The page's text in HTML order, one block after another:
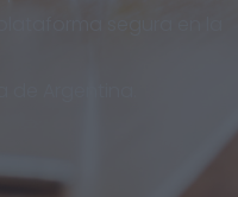
segura en la
Argentina.